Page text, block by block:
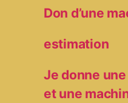
Don d’une
estimation
Je donne une
et une